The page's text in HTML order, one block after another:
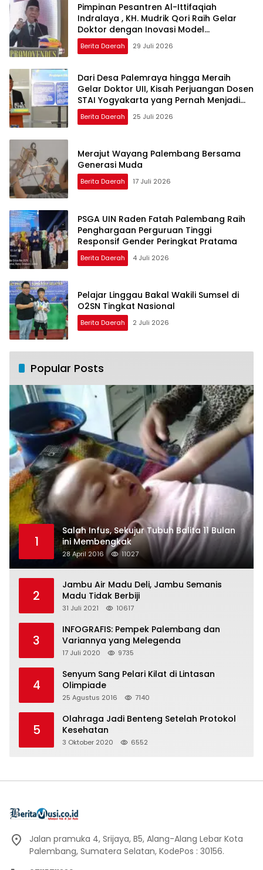
Pimpinan Pesantren Al-Ittifaqiah
Indralaya , KH. Mudrik Qori Raih Gelar
Doktor dengan Inovasi Model
Pembelajaran Nagham Al-Qur’an di UMM
Berita Daerah 29 Juli 2026
Dari Desa Palemraya hingga Meraih
Gelar Doktor UII, Kisah Perjuangan Dosen
STAI Yogyakarta yang Pernah Menjadi
Driver Taksi Online
Berita Daerah 25 Juli 2026
Merajut Wayang Palembang Bersama
Generasi Muda
Berita Daerah 17 Juli 2026
PSGA UIN Raden Fatah Palembang Raih
Penghargaan Perguruan Tinggi
Responsif Gender Peringkat Pratama
Berita Daerah 4 Juli 2026
Pelajar Linggau Bakal Wakili Sumsel di
O2SN Tingkat Nasional
Berita Daerah 2 Juli 2026
Popular Posts
1
Salah Infus, Sekujur Tubuh Balita 11 Bulan
ini Membengkak
28 April 2016 11027
2
Jambu Air Madu Deli, Jambu Semanis
Madu Tidak Berbiji
31 Juli 2021 10617
3
INFOGRAFIS: Pempek Palembang dan
Variannya yang Melegenda
17 Juli 2020 9735
4
Senyum Sang Pelari Kilat di Lintasan
Olimpiade
25 Agustus 2016 7140
5
Olahraga Jadi Benteng Setelah Protokol
Kesehatan
3 Oktober 2020 6552
Jalan pramuka 4, Srijaya, B5, Alang-Alang Lebar Kota
Palembang, Sumatera Selatan, KodePos : 30156.